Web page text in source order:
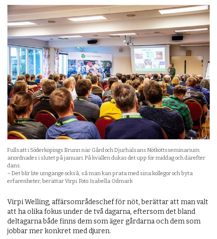
Fullsatt i Söderköpings Brunn när Gård och Djurhälsans Nötköttsseminarium
anordnades i slutet på januari. På kvällen dukas det upp för middag och därefter
dans.
– Det blir lite umgänge också, så man kan prata med sina kollegor och byta
erfarenheter, berättar Virpi. Foto: Isabella Odmark
Virpi Welling, affärsområdeschef för nöt, berättar att man valt
att ha olika fokus under de två dagarna, eftersom det bland
deltagarna både finns dem som äger gårdarna och dem som
jobbar mer konkret med djuren.